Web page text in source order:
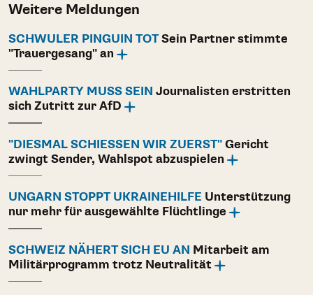
Weitere Meldungen
SCHWULER PINGUIN TOTSein Partner stimmte
"Trauergesang" an
WAHLPARTY MUSS SEIN Journalisten erstritten
sich Zutritt zur AfD
"DIESMAL SCHIESSEN WIR ZUERST" Gericht
zwingt Sender, Wahlspot abzuspielen
UNGARN STOPPT UKRAINEHILFE Unterstützung
nur mehr für ausgewählte Flüchtlinge
SCHWEIZ NÄHERT SICH EU AN Mitarbeit am
Militärprogramm trotz Neutralität